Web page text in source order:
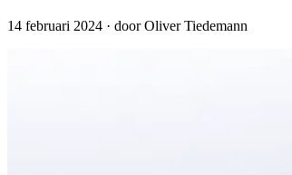
14 februari 2024 · door Oliver Tiedemann